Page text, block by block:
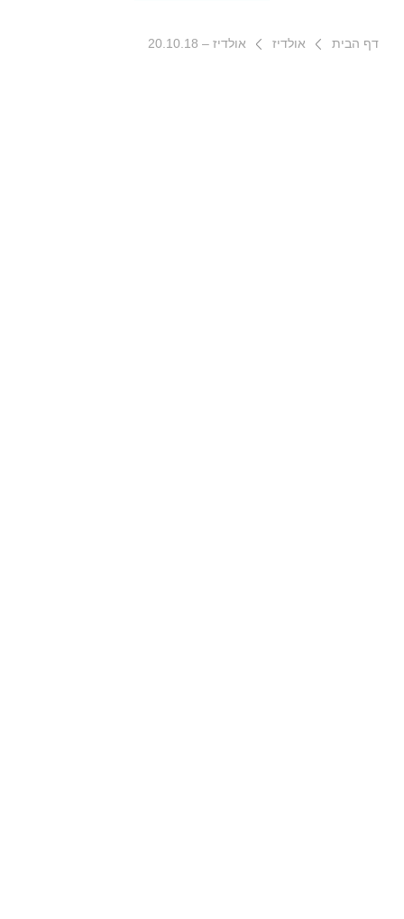
דף הבית אולדיז אולדיז – 20.10.18